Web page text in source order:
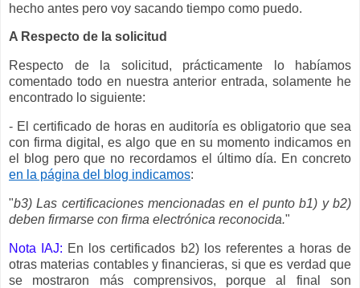
hecho antes pero voy sacando tiempo como puedo.
A Respecto de la solicitud
Respecto de la solicitud, prácticamente lo habíamos
comentado todo en nuestra anterior entrada, solamente he
encontrado lo siguiente:
- El certificado de horas en auditoría es obligatorio que sea
con firma digital, es algo que en su momento indicamos en
el blog pero que no recordamos el último día. En concreto
en la página del blog indicamos:
"b3) Las certificaciones mencionadas en el punto b1) y b2)
deben firmarse con firma electrónica reconocida."
Nota IAJ: En los certificados b2) los referentes a horas de
otras materias contables y financieras, si que es verdad que
se mostraron más comprensivos, porque al final son